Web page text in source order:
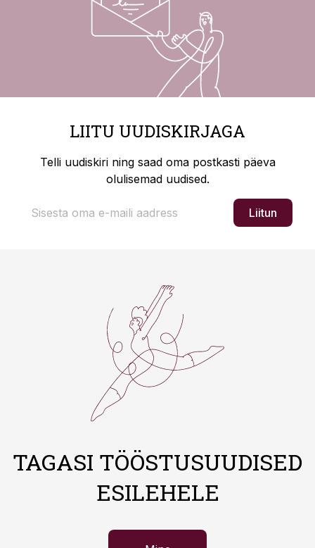
LIITU UUDISKIRJAGA
Telli uudiskiri ning saad oma postkasti päeva
olulisemad uudised.
Liitun
TAGASI TÖÖSTUSUUDISED
ESILEHELE